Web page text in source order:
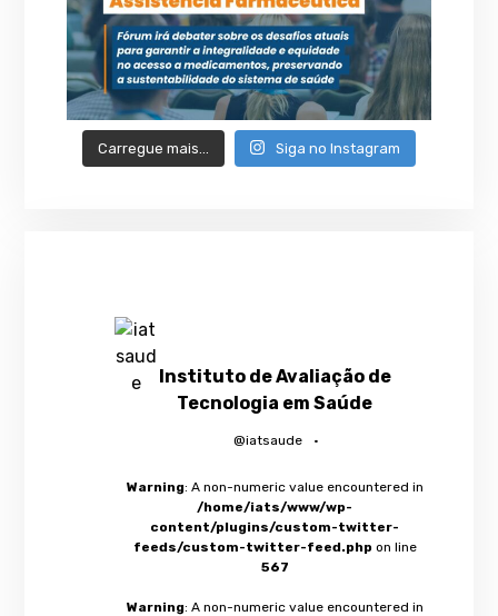
Carregue mais… Siga no Instagram
Instituto de Avaliação de
Tecnologia em Saúde
@iatsaude ·
Warning: A non-numeric value encountered in
/home/iats/www/wp-
content/plugins/custom-twitter-
feeds/custom-twitter-feed.php on line
567
Warning: A non-numeric value encountered in